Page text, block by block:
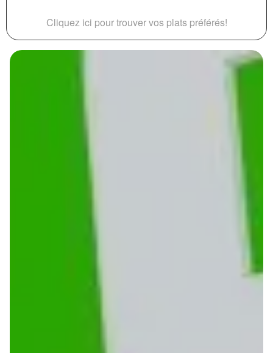
Cliquez ici pour trouver vos plats préférés!